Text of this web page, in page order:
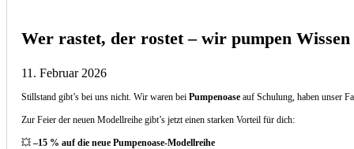
Wer rastet, der rostet – wir pumpen
11. Februar 2026
Stillstand gibt’s bei uns nicht. Wir waren beiPumpenoase auf Schulung, haben unser
Zur Feier der neuen Modellreihe gibt’s jetzt einen starken Vorteil für dich:
💥–15 % auf die neue Pumpenoase-Modellreihe